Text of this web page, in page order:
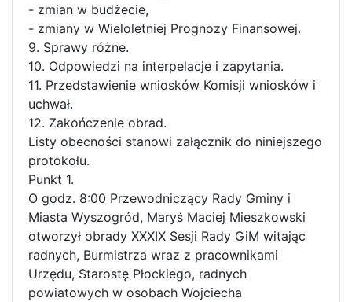
- zmian w budżecie,
- zmiany w Wieloletniej Prognozy Finansowej.
9. Sprawy różne.
10. Odpowiedzi na interpelacje i zapytania.
11. Przedstawienie wniosków Komisji wniosków i
uchwał.
12. Zakończenie obrad.
Listy obecności stanowi załącznik do niniejszego
protokołu.
Punkt 1.
O godz. 8:00 Przewodniczący Rady Gminy i
Miasta Wyszogród, Maryś Maciej Mieszkowski
otworzył obrady XXXIX Sesji Rady GiM witając
radnych, Burmistrza wraz z pracownikami
Urzędu, Starostę Płockiego, radnych
powiatowych w osobach Wojciecha